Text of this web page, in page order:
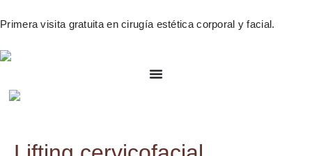
Primera visita gratuita en cirugía estética corporal y facial.